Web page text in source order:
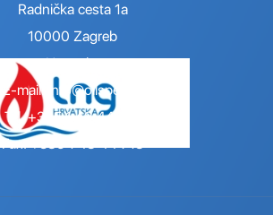
Radnička cesta 1a
10000 Zagreb
Hrvatska
E-mail:
info@oilspec.hr
Tel. +385 1 48 44 716
Fax. +385 1 48 44 718